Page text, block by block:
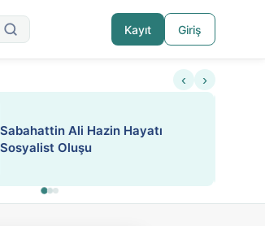
Kayıt Giriş
ESA 'da Sen de Paylaş
‹ ›
ATEŞ YAKMAK KONU ÖZET J.
LONDON